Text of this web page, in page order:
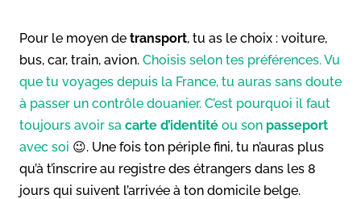
Pour le moyen de transport, tu as le choix : voiture,
bus, car, train, avion. Choisis selon tes préférences. Vu
que tu voyages depuis la France, tu auras sans doute
à passer un contrôle douanier. C’est pourquoi il faut
toujours avoir sa carte d’identité ou son passeport
avec soi 😉. Une fois ton périple fini, tu n’auras plus
qu’à t’inscrire au registre des étrangers dans les 8
jours qui suivent l’arrivée à ton domicile belge.